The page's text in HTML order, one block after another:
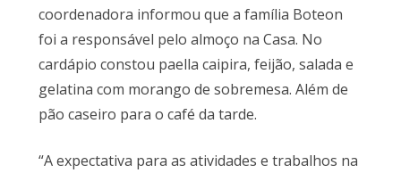
coordenadora informou que a família Boteon
foi a responsável pelo almoço na Casa. No
cardápio constou paella caipira, feijão, salada e
gelatina com morango de sobremesa. Além de
pão caseiro para o café da tarde.
“A expectativa para as atividades e trabalhos na